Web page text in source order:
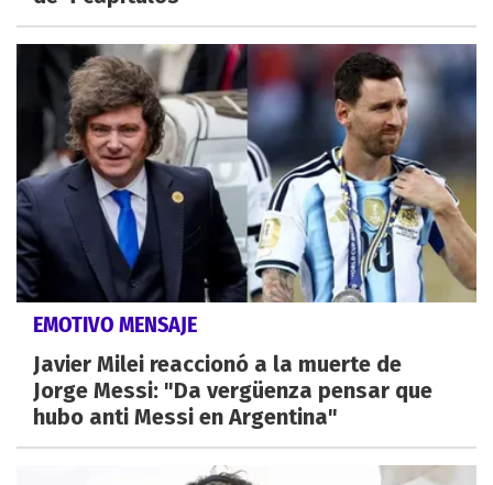
EMOTIVO MENSAJE
Javier Milei reaccionó a la muerte de
Jorge Messi: "Da vergüenza pensar que
hubo anti Messi en Argentina"